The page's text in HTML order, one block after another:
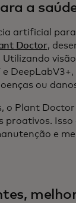
a
artificial
Doctor,
Utilizando
ou
o Plant
proativos.
e